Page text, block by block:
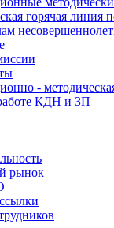
горячая линия
-
КДН и ЗП
рынок